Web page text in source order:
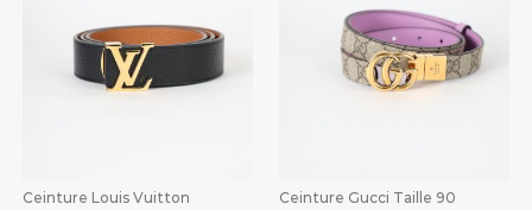
Ceinture Louis Vuitton
Ceinture Gucci Taille 90